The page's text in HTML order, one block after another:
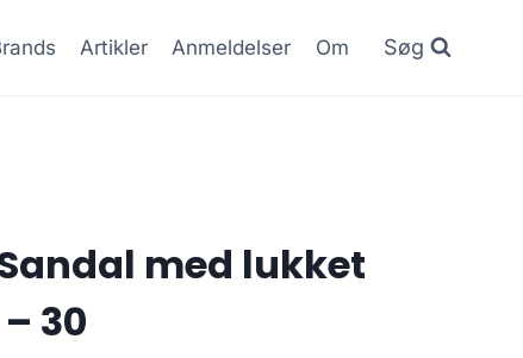
Artikler Anmeldelser Om Søg
med lukket
30